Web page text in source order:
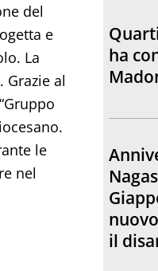
del
e
La
al
le
nel
il
Morto
per